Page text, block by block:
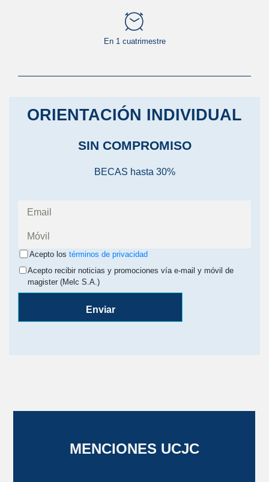
En 1 cuatrimestre
ORIENTACIÓN INDIVIDUAL
SIN COMPROMISO
BECAS hasta 30%
Acepto los términos de privacidad
Acepto recibir noticias y promociones vía e-mail y móvil de
magister (Melc S.A.)
Enviar
MENCIONES UCJC